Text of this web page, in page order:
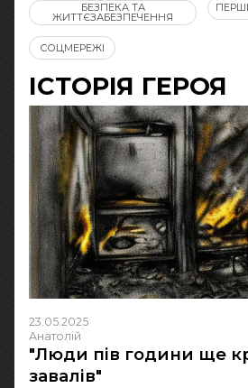
БЕЗПЕКА ТА
ЖИТТЄЗАБЕЗПЕЧЕННЯ
СОЦМЕРЕЖІ
ІСТОРІЯ ГЕРОЯ
23.05.2025
Анатолій
"Люди пів години ще
завалів"